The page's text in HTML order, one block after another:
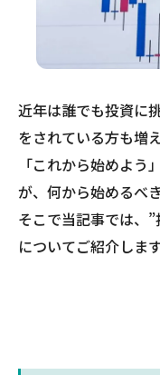
近年は誰でも投資に
をされている方も増
「これから始めよう
が、何から始めるべ
そこで当記事では、
についてご紹介します